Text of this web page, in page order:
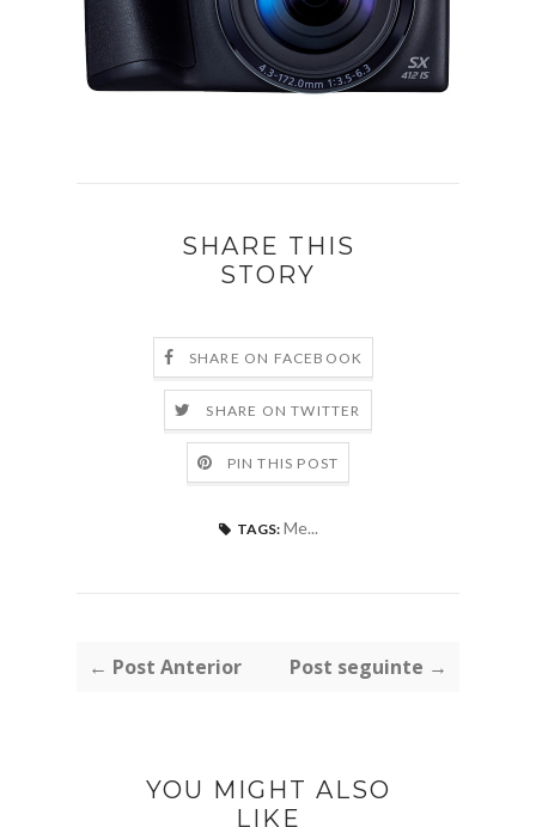
SHARE THIS
STORY
SHARE ON FACEBOOK
SHARE ON TWITTER
PIN THIS POST
TAGS: Me...
← Post Anterior Post seguinte →
YOU MIGHT ALSO
LIKE